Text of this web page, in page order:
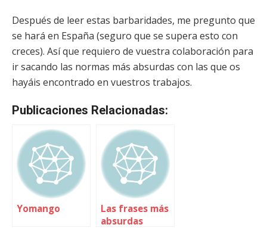
Después de leer estas barbaridades, me pregunto que
se hará en España (seguro que se supera esto con
creces). Así que requiero de vuestra colaboración para
ir sacando las normas más absurdas con las que os
hayáis encontrado en vuestros trabajos.
Publicaciones Relacionadas:
Yomango
Las frases más
absurdas